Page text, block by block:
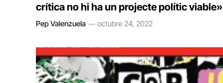
crítica no hi ha un projecte polític viable»
Pep Valenzuela octubre 24, 2022